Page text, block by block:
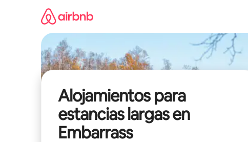
Alojamientos para
estancias largas en
Embarrass